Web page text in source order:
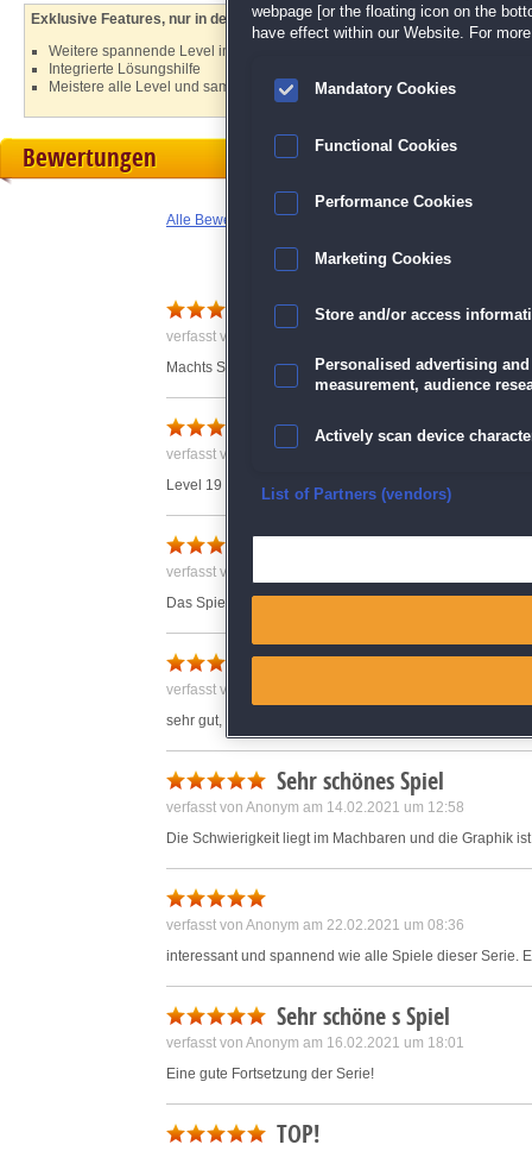
Exklusive Features, nur in der Sammleredition:
Weitere spannende Level im Bonuskapitel
Integrierte Lösungshilfe
Meistere alle Level und sammle alle Trophäen
Bewertungen
Alle Bewertungen anzeigen
Schönes Spiel
verfasst von Anonym am 07.04.2024 um 14:32
Machts Spaß! :-)
Leider wieder mit Fehlern
verfasst von Annette am 19.08.2025 um 19:33
Level 19 und Level 30 kommen nicht die
Super
verfasst von Anonym am 21.02.2021 um 15:30
Das Spiel entspricht meinen Erwartungen. Weiter so .
Cooking Trip
verfasst von Anonym am 18.02.2021 um 16:04
sehr gut, ich spiele es gerne
Sehr schönes Spiel
verfasst von Anonym am 14.02.2021 um 12:58
Die Schwierigkeit liegt im Machbaren und die Graphik
verfasst von Anonym am 22.02.2021 um 08:36
interessant und spannend wie alle Spiele dieser Serie.
Sehr schöne s Spiel
verfasst von Anonym am 16.02.2021 um 18:01
Eine gute Fortsetzung der Serie!
TOP!
webpage [or the floating icon on the
have effect within our Website. For
Mandatory Cookies
Functional Cookies
Performance Cookies
Marketing Cookies
Store and/or access
Personalised advertising
measurement, audience
Actively scan device
Ensure security, prevent
Save and communicate
List of Partners (vendors)